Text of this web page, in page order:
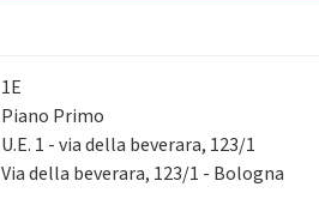
1E
Piano Primo
U.E. 1 - via della beverara, 123/1
Via della beverara, 123/1 - Bologna